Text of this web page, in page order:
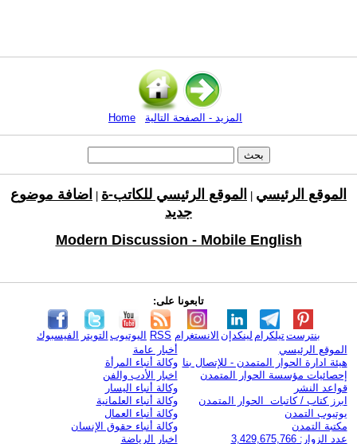
Home المزيد - الصفحة التالية
الموقع الرئيسي الموقع الرئيسي للكاتب-ة
اضافة موضوع
جديد
Modern Discussion - Mobile English
تابعونا على:
الفيسبوك التويتر اليوتيوب RSS الانستغرام لينكدإن تيلكرامبنترست
الموقع الرئيسي
هيئة ادارة الحوار المتمدن - للإتصال بنا
إحصائيات مؤسسة الحوار المتمدن
قواعد النشر
ابرز كتاب / كاتبات الحوار المتمدن
يوتيوب التمدن
مكتبة التمدن
عدد الزوار: 3,429,675,766
أخبار عامة
وكالة أنباء المرأة
اخبار الأدب والفن
وكالة أنباء اليسار
وكالة أنباء العلمانية
وكالة أنباء العمال
وكالة أنباء حقوق الإنسان
اخبار الرياضة